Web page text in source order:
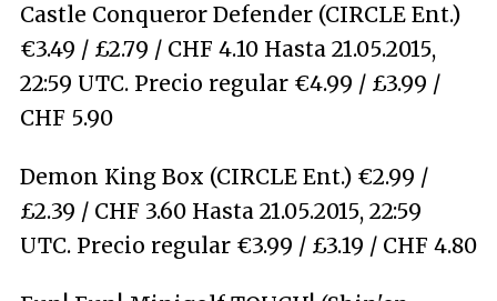
Castle Conqueror Defender (CIRCLE Ent.)
€3.49 / £2.79 / CHF 4.10 Hasta 21.05.2015,
22:59 UTC. Precio regular €4.99 / £3.99 /
CHF 5.90
Demon King Box (CIRCLE Ent.) €2.99 /
£2.39 / CHF 3.60 Hasta 21.05.2015, 22:59
UTC. Precio regular €3.99 / £3.19 / CHF 4.80